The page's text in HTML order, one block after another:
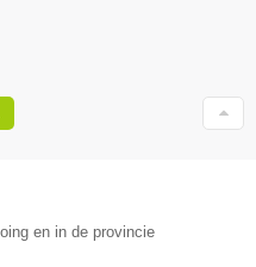
en in de provincie